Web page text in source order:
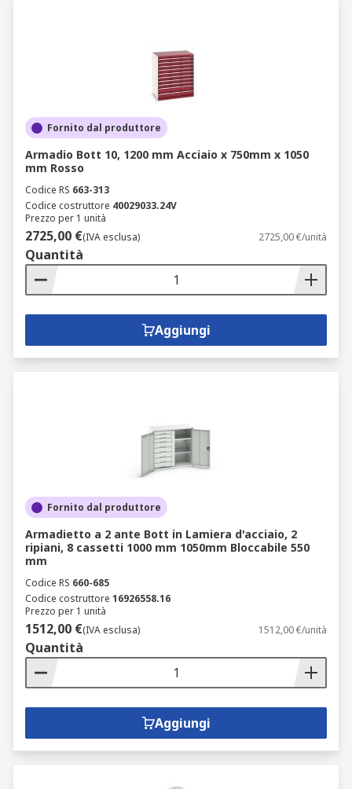
Fornito dal produttore
Armadio Bott 10, 1200 mm Acciaio x 750mm x 1050
mm Rosso
Codice RS 663-313
Codice costruttore 40029033.24V
Prezzo per 1 unità
2725,00 €(IVA esclusa) 2725,00 €/unità
Quantità
Aggiungi
Fornito dal produttore
Armadietto a 2 ante Bott in Lamiera d'acciaio, 2
ripiani, 8 cassetti 1000 mm 1050mm Bloccabile 550
mm
Codice RS 660-685
Codice costruttore 16926558.16
Prezzo per 1 unità
1512,00 €(IVA esclusa) 1512,00 €/unità
Quantità
Aggiungi